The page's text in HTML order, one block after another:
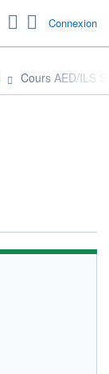
Connexion
Cours AED/ILS